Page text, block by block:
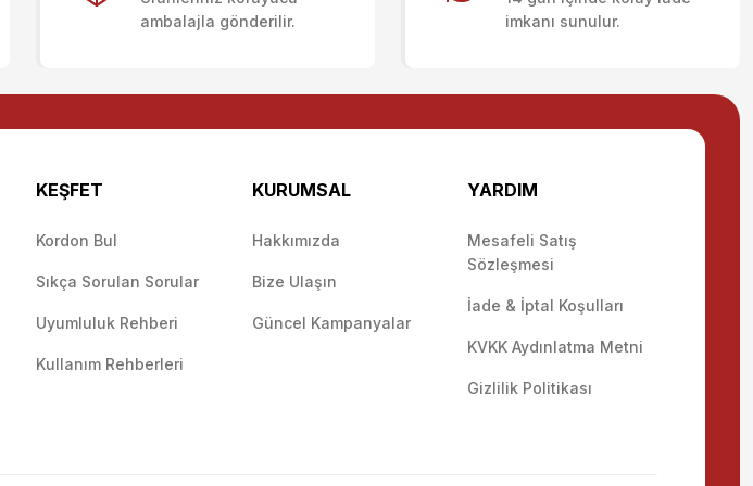
Gönder
ambalajla gönderilir.
imkanı sunulur.
KEŞFET
Kordon Bul
Sıkça Sorulan Sorular
Uyumluluk Rehberi
Kullanım Rehberleri
KURUMSAL
Hakkımızda
Bize Ulaşın
Güncel Kampanyalar
YARDIM
Mesafeli Satış
Sözleşmesi
İade & İptal Koşulları
KVKK Aydınlatma Metni
Gizlilik Politikası